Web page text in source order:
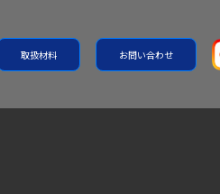
取扱材料 お問い合わせ